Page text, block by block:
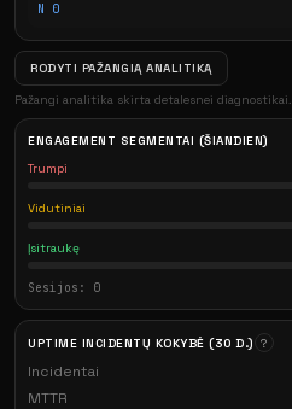
N 0
RODYTI PAŽANGIĄ ANALITIKĄ
Pažangi analitika skirta detalesnei diagnostikai.
ENGAGEMENT SEGMENTAI (ŠIANDIEN)
Trumpi
Vidutiniai
Įsitraukę
Sesijos: 0
UPTIME INCIDENTŲ KOKYBĖ (30 D.) ?
Incidentai
MTTR